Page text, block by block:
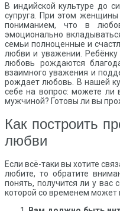
В индийской культуре до
супруга. При этом
пониманием, что в
эмоционально
семьи полноценные и
любви и уважении.
любовь рождаются
взаимного уважения и
рождает любовь. В нашей
себе на вопрос: можете
мужчиной? Готовы ли вы
Как построить
любви
Если всё-таки вы хотите
любите, то обратите
понять, получится ли у вас
которой со временем может